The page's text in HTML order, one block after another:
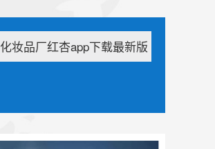
化妆品厂红杏app下载最新版